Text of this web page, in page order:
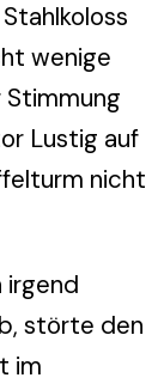
wenige
Lustig auf
nicht
irgend
störte den
im